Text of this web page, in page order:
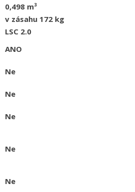
0,498 m³
v zásahu 172 kg
LSC 2.0
ANO
Ne
Ne
Ne
Ne
Ne